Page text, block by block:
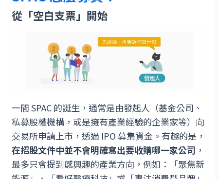
從「空白支票」開始
一間 SPAC 的誕生，通常是由發起人（基金公司、
私募股權機構，或是擁有產業經驗的企業家等）向
交易所申請上市，透過 IPO 募集資金。有趣的是，
在招股文件中並不會明確寫出要收購哪一家公司 ，
最多只會提到感興趣的產業方向，例如：「聚焦新